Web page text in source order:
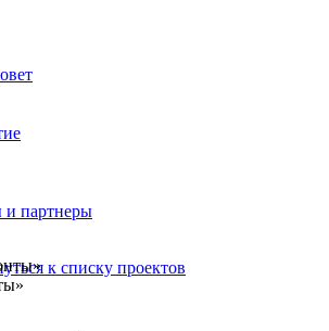
и партнеры
к списку проектов